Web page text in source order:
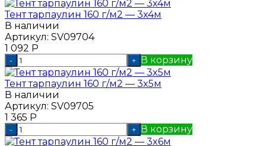
Тент тарпаулин 160 г/м2 — 3x4м
В наличии
Артикул: SV09704
1 092 Р
- + В корзину
Тент тарпаулин 160 г/м2 — 3x5м
В наличии
Артикул: SV09705
1 365 Р
- + В корзину